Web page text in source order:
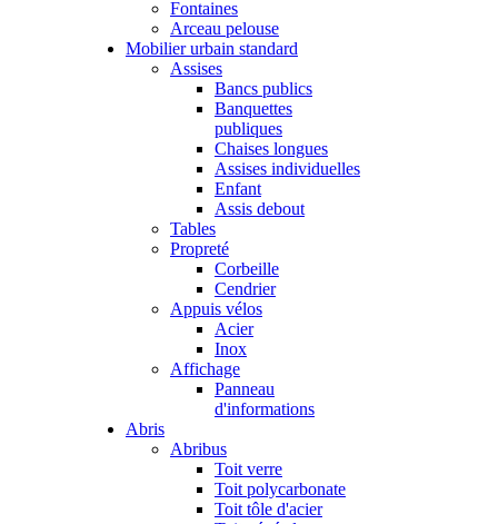
Fontaines
Arceau pelouse
Mobilier urbain standard
Assises
Bancs publics
Banquettes
publiques
Chaises longues
Assises individuelles
Enfant
Assis debout
Tables
Propreté
Corbeille
Cendrier
Appuis vélos
Acier
Inox
Affichage
Panneau
d'informations
Abris
Abribus
Toit verre
Toit polycarbonate
Toit tôle d'acier